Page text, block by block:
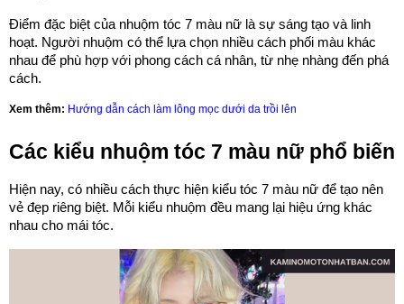
Điểm đặc biệt của nhuộm tóc 7 màu nữ là sự sáng tạo và linh
hoạt. Người nhuộm có thể lựa chọn nhiều cách phối màu khác
nhau để phù hợp với phong cách cá nhân, từ nhẹ nhàng đến phá
cách.
Xem thêm: Hướng dẫn cách làm lông mọc dưới da trồi lên
Các kiểu nhuộm tóc 7 màu nữ phổ biến
Hiện nay, có nhiều cách thực hiện kiểu tóc 7 màu nữ để tạo nên
vẻ đẹp riêng biệt. Mỗi kiểu nhuộm đều mang lại hiệu ứng khác
nhau cho mái tóc.